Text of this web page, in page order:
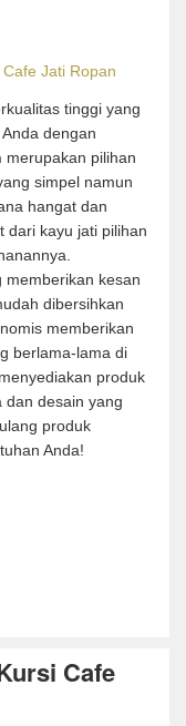
tinggi yang
dengan
merupakan pilihan
simpel namun
hangat dan
dari kayu jati pilihan
memberikan kesan
dibersihkan
memberikan
berlama-lama di
produk
dan desain yang
produk
Anda!
Cafe